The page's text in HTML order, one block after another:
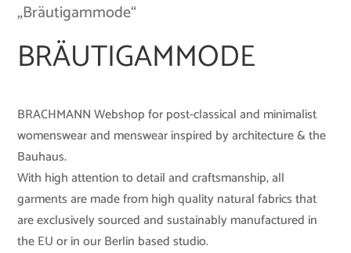
„Bräutigammode“
BRÄUTIGAMMODE
BRACHMANN Webshop for post-classical and minimalist
womenswear and menswear inspired by architecture & the
Bauhaus.
With high attention to detail and craftsmanship, all
garments are made from high quality natural fabrics that
are exclusively sourced and sustainably manufactured in
the EU or in our Berlin based studio.